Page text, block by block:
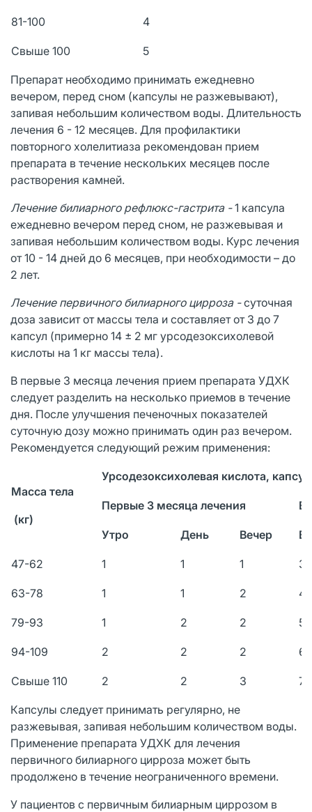
81-100 4
Свыше 100 5
Препарат необходимо принимать ежедневно
вечером, перед сном (капсулы не разжевывают),
запивая небольшим количеством воды. Длительность
лечения 6 - 12 месяцев. Для профилактики
повторного холелитиаза рекомендован прием
препарата в течение нескольких месяцев после
растворения камней.
Лечение билиарного рефлюкс-гастрита -1 капсула
ежедневно вечером перед сном, не разжевывая и
запивая небольшим количеством воды. Курс лечения
от 10 - 14 дней до 6 месяцев, при необходимости – до
2 лет.
Лечение первичного билиарного цирроза -cуточная
доза зависит от массы тела и составляет от 3 до 7
капсул (примерно 14 ± 2 мг урсодезоксихолевой
кислоты на 1 кг массы тела).
В первые 3 месяца лечения прием препарата УДХК
следует разделить на несколько приемов в течение
дня. После улучшения печеночных показателей
суточную дозу можно принимать один раз вечером.
Рекомендуется следующий режим применения:
Масса тела
(кг)
Урсодезоксихолевая кислота,
Первые 3 месяца лечения
Утро День Вечер
47-62 1 1 1 3
63-78 1 1 2 4
79-93 1 2 2 5
94-109 2 2 2 6
Свыше 110 2 2 3 7
Капсулы следует принимать регулярно, не
разжевывая, запивая небольшим количеством воды.
Применение препарата УДХК для лечения
первичного билиарного цирроза может быть
продолжено в течение неограниченного времени.
У пациентов с первичным билиарным циррозом в